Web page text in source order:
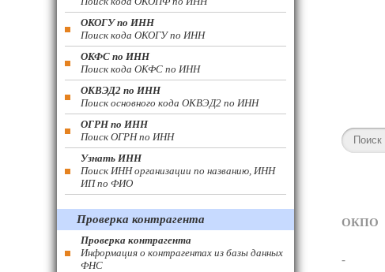
ОКПО
-
ОКОГУ по ИНН
Поиск кода ОКОГУ по ИНН
ОКФС по ИНН
Поиск кода ОКФС по ИНН
ОКВЭД2 по ИНН
Поиск основного кода ОКВЭД2 по ИНН
ОГРН по ИНН
Поиск ОГРН по ИНН
Узнать ИНН
Поиск ИНН организации по названию, ИНН
ИП по ФИО
Проверка контрагента
Проверка контрагента
Информация о контрагентах из базы данных
ФНС